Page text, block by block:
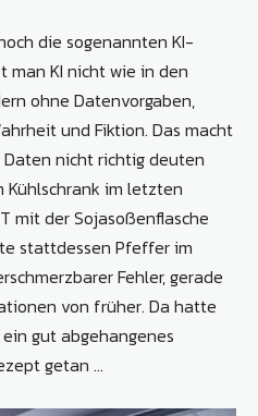
die sogenannten KI-
KI nicht wie in den
ohne Datenvorgaben,
und Fiktion. Das macht
nicht richtig deuten
Kühlschrank im letzten
mit der Sojasoßenflasche
stattdessen Pfeffer im
Fehler, gerade
von früher. Da hatte
gut abgehangenes
getan …